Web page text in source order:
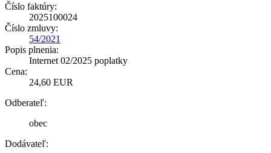
Číslo faktúry:
2025100024
Číslo zmluvy:
54/2021
Popis plnenia:
Internet 02/2025 poplatky
Cena:
24,60 EUR
Odberateľ:
obec
Dodávateľ: